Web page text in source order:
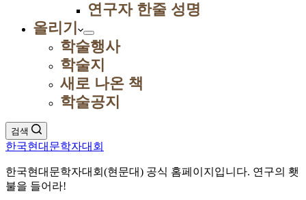
연구자 한줄 성명
올리기
학술행사
학술지
새로 나온 책
학술공지
검색
한국현대문학자대회
한국현대문학자대회(현문대) 공식 홈페이지입니다. 연구의 횃
불을 들어라!